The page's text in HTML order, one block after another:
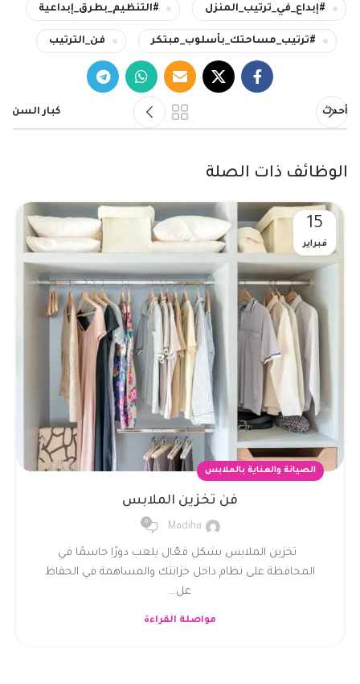
#إبداع_في_ترتيب_المنزل #التنظيم_بطرق_إبداعية
#ترتيب_مساحتك_بأسلوب_مبتكر فن_الترتيب
أحدث كبار السن
الوظائف ذات الصلة
15
فبراير
الصيانة والعناية بالملابس
فن تخزين الملابس
Madiha
0
تخزين الملابس بشكل فعّال يلعب دورًا حاسمًا في
المحافظة على نظام داخل خزانتك والمساهمة في الحفاظ
عل...
مواصلة القراءة